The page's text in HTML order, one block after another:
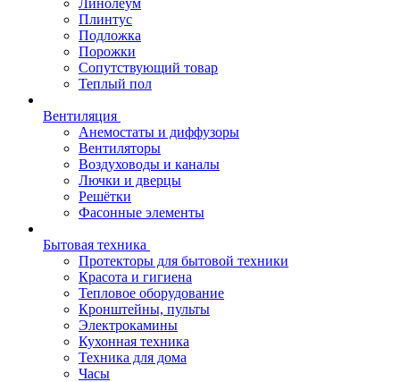
Линолеум
Плинтус
Подложка
Порожки
Сопутствующий товар
Теплый пол
Вентиляция
Анемостаты и диффузоры
Вентиляторы
Воздуховоды и каналы
Лючки и дверцы
Решётки
Фасонные элементы
Бытовая техника
Протекторы для бытовой техники
Красота и гигиена
Тепловое оборудование
Кронштейны, пульты
Электрокамины
Кухонная техника
Техника для дома
Часы